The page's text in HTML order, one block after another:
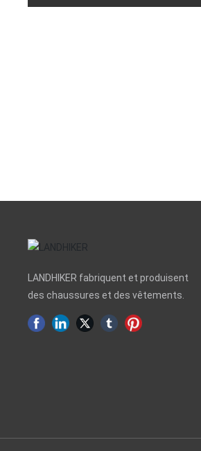
LANDHIKER fabriquent et produisent
des chaussures et des vêtements.